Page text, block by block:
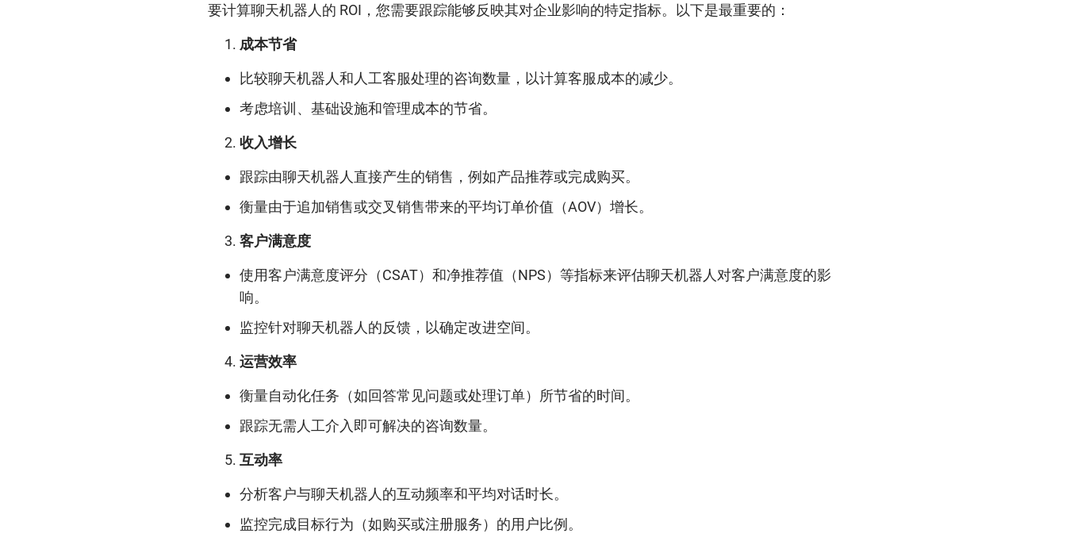
要计算聊天机器人的 ROI，您需要跟踪能够反映其对企业影响的特定指标。以下是最重要的：
成本节省
比较聊天机器人和人工客服处理的咨询数量，以计算客服成本的减少。
考虑培训、基础设施和管理成本的节省。
收入增长
跟踪由聊天机器人直接产生的销售，例如产品推荐或完成购买。
衡量由于追加销售或交叉销售带来的平均订单价值（AOV）增长。
客户满意度
使用客户满意度评分（CSAT）和净推荐值（NPS）等指标来评估聊天机器人对客户满意度的影
响。
监控针对聊天机器人的反馈，以确定改进空间。
运营效率
衡量自动化任务（如回答常见问题或处理订单）所节省的时间。
跟踪无需人工介入即可解决的咨询数量。
互动率
分析客户与聊天机器人的互动频率和平均对话时长。
监控完成目标行为（如购买或注册服务）的用户比例。